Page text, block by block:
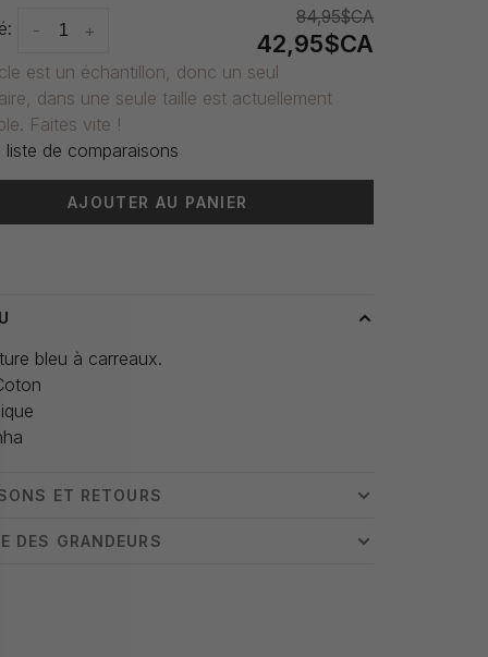
+
-
84,95$CA
42,95$CA
est un échantillon, donc un seul
dans une seule taille est actuellement
Faites vite !
liste de comparaisons
AJOUTER AU PANIER
bleu à carreaux.
ET RETOURS
DES GRANDEURS